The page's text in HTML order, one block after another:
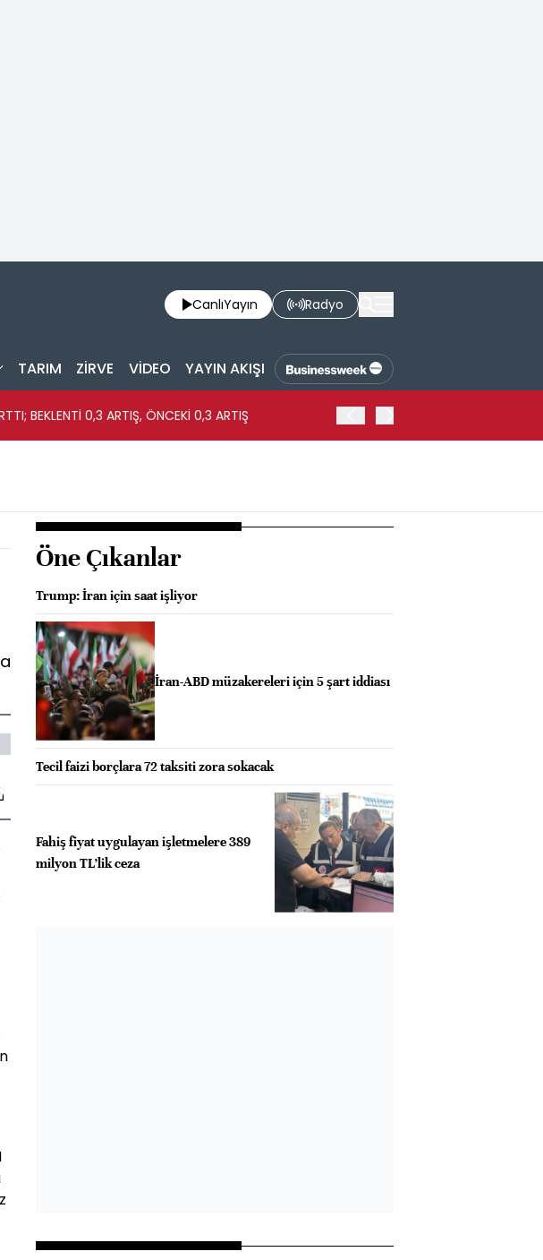
CanlıYayın Radyo
TARIM ZİRVE VİDEO YAYIN AKIŞI
BEKLENTİ 0,3 ARTIŞ, ÖNCEKİ 0,3 ARTIŞ
Öne Çıkanlar
Trump: İran için saat işliyor
İran-ABD müzakereleri için 5 şart iddiası
Tecil faizi borçlara 72 taksiti zora sokacak
Fahiş fiyat uygulayan işletmelere 389
milyon TL’lik ceza